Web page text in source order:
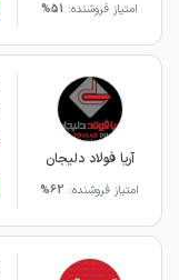
امتیاز فروشنده: 51%
آریا فولاد دلیجان
امتیاز فروشنده: 62%